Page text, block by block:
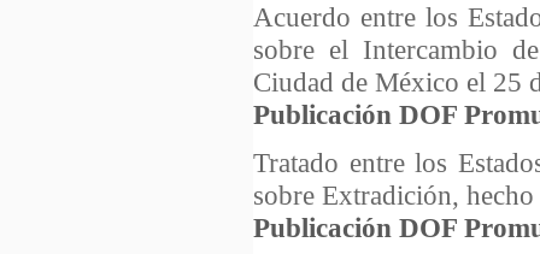
Acuerdo entre los
sobre el Intercambio
Ciudad de México el 25
Publicación DOF
Tratado entre los
sobre Extradición,
Publicación DOF